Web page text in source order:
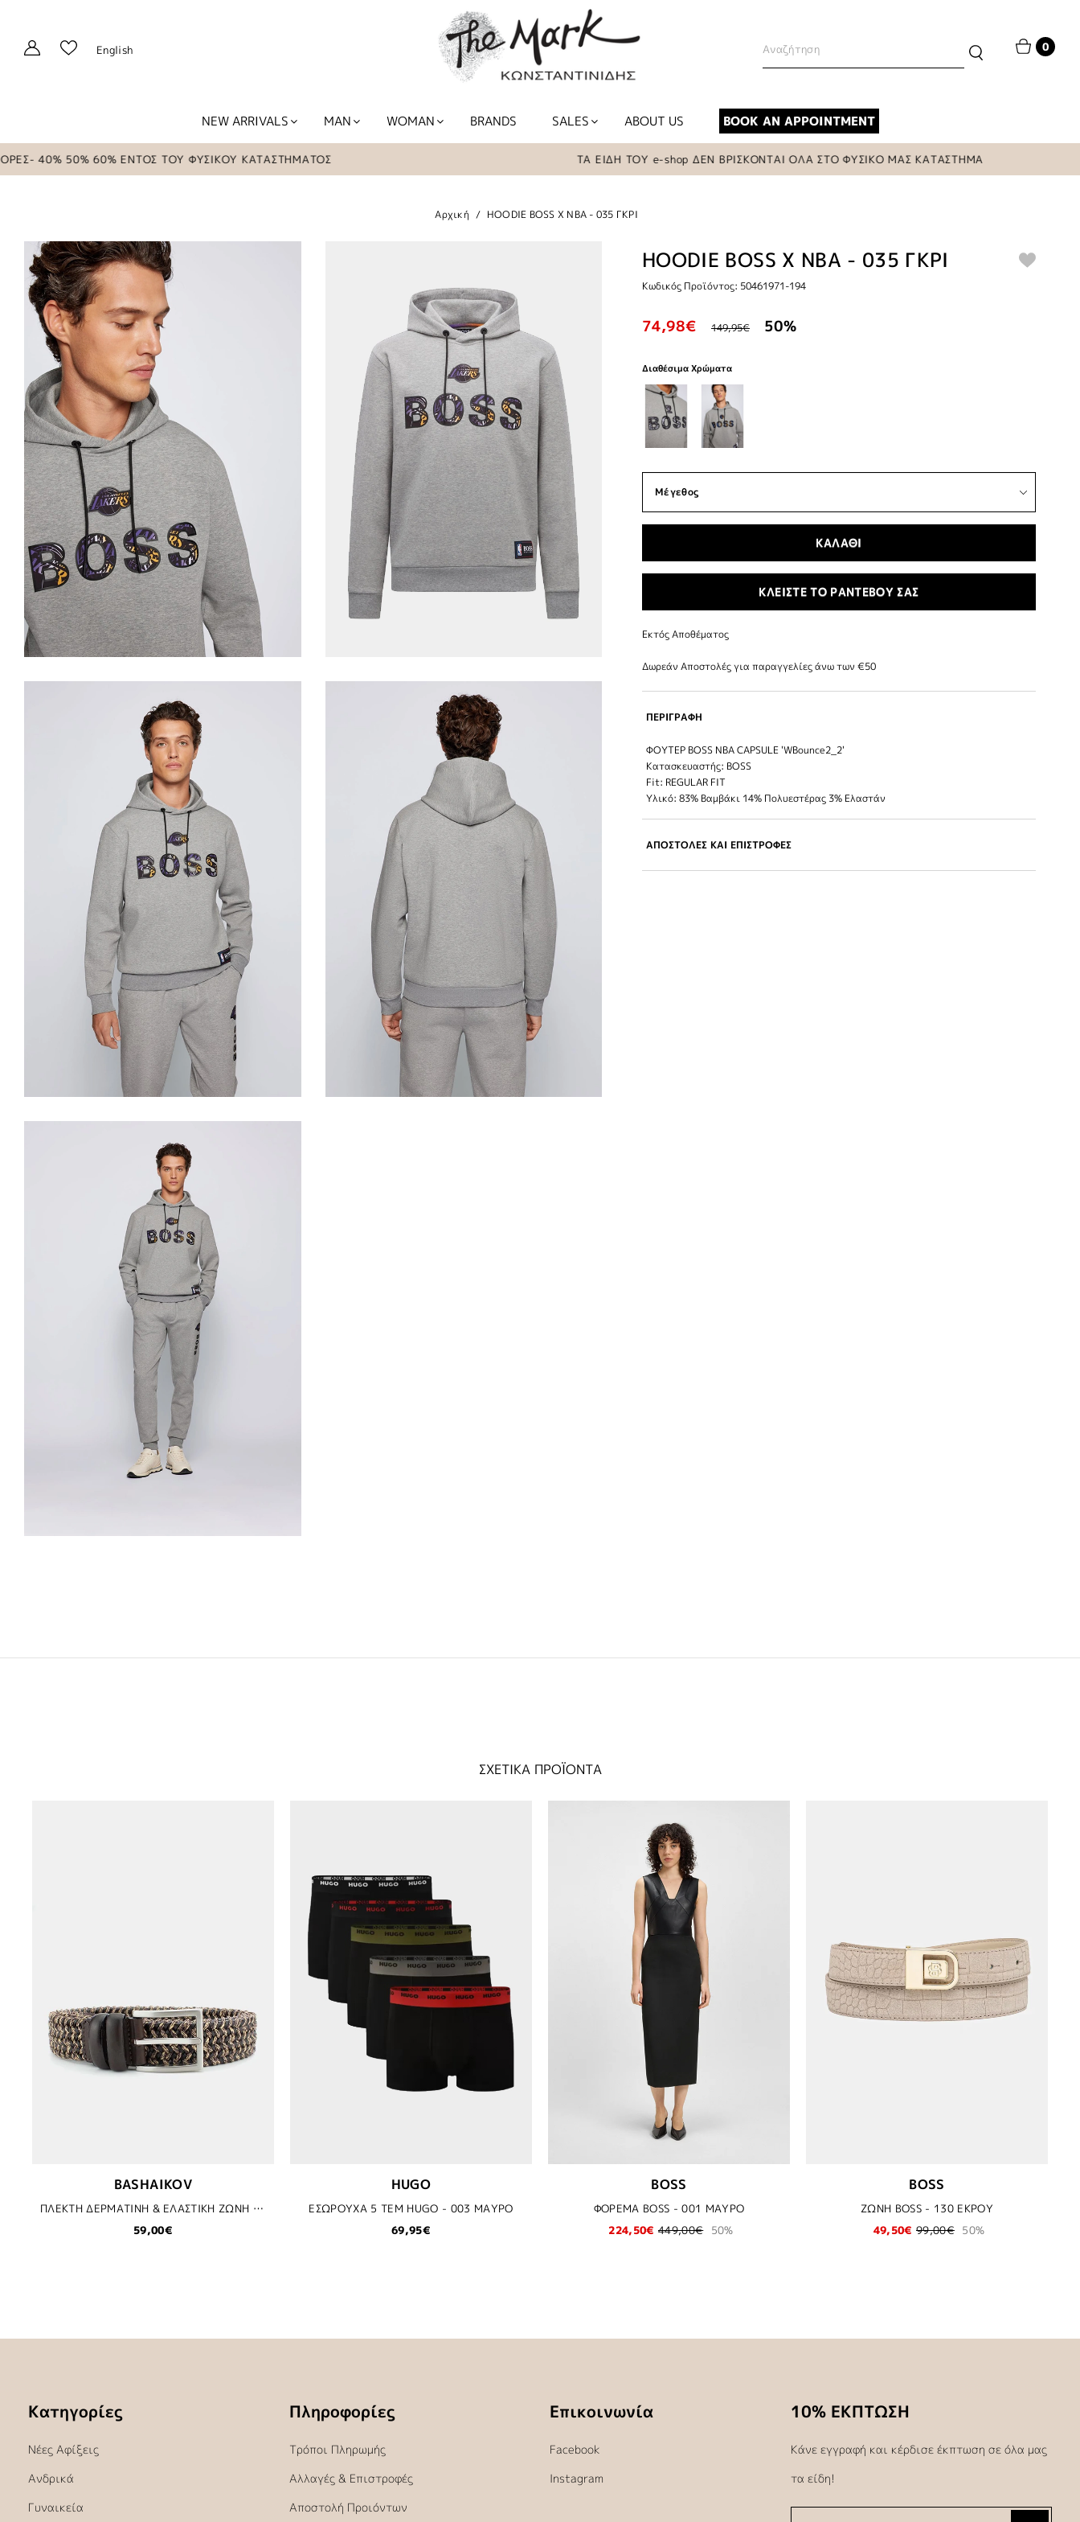
English 0
NEW ARRIVALS MAN WOMAN BRANDS SALES ABOUT US BOOK AN APPOINTMENT
50% 60% ΕΝΤΟΣ ΤΟΥ ΦΥΣΙΚΟΥ ΚΑΤΑΣΤΗΜΑΤΟΣ ΤΑ ΕΙΔΗ ΤΟΥ e-shop ΔΕΝ ΒΡΙΣΚΟΝΤΑΙ ΟΛΑ ΣΤΟ ΦΥΣΙΚΟ ΜΑΣ ΚΑΤΑΣΤΗΜΑ
Αρχική HOODIE BOSS X NBA - 035 ΓΚΡΙ
HOODIE BOSS X NBA - 035 ΓΚΡΙ
Κωδικός Προϊόντος: 50461971-194
74,98€ 149,95€ 50%
Διαθέσιμα Χρώματα
ΚΑΛΑΘΙ
ΚΛΕΙΣΤΕ ΤΟ ΡΑΝΤΕΒΟΥ ΣΑΣ
Εκτός Αποθέματος
Δωρεάν Αποστολές για παραγγελίες άνω των €50
ΠΕΡΙΓΡΑΦΗ
ΦΟΥΤΕΡ BOSS NBA CAPSULE 'WBounce2_2'
Κατασκευαστής: BOSS
Fit: REGULAR FIT
Υλικό: 83% Βαμβάκι 14% Πολυεστέρας 3% Ελαστάν
ΑΠΟΣΤΟΛΕΣ ΚΑΙ ΕΠΙΣΤΡΟΦΕΣ
ΣΧΕΤΙΚΑ ΠΡΟΪΟΝΤΑ
BASHAIKOV
ΠΛΕΚΤΗ ΔΕΡΜΑΤΙΝΗ & ΕΛΑΣΤΙΚΗ ΖΩΝΗ BASHAIKOV - VVO13
59,00€
HUGO
ΕΣΩΡΟΥΧA 5 TEM HUGO - 003 ΜΑΥΡΟ
69,95€
BOSS
ΦΟΡΕΜΑ BOSS - 001 ΜΑΥΡΟ
224,50€ 449,00€ 50%
BOSS
ΖΩΝΗ BOSS - 130 ΕΚΡΟΥ
49,50€ 99,00€ 50%
Κατηγορίες
Νέες Αφίξεις
Ανδρικά
Γυναικεία
Πληροφορίες
Τρόποι Πληρωμής
Αλλαγές & Επιστροφές
Αποστολή Προιόντων
Επικοινωνία
Facebook
Instagram
10% ΕΚΠΤΩΣΗ
Κάνε εγγραφή και κέρδισε έκπτωση σε όλα μας
τα είδη!